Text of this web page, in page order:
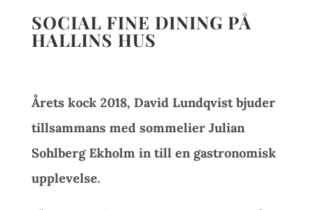
SOCIAL FINE DINING PÅ
HALLINS HUS
Årets kock 2018, David Lundqvist bjuder
tillsammans med sommelier Julian
Sohlberg Ekholm in till en gastronomisk
upplevelse.